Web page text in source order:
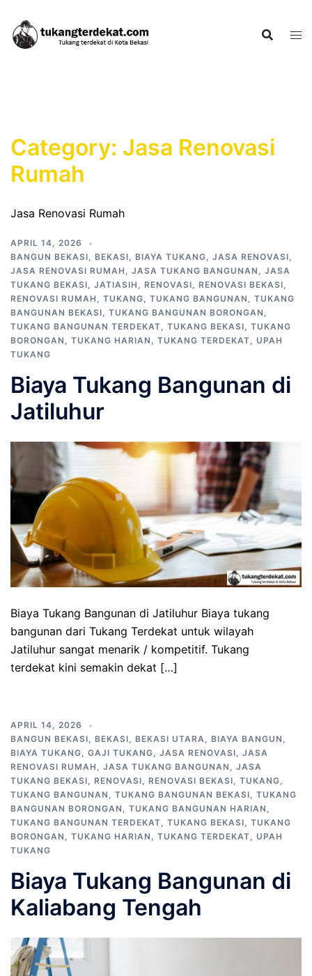
content
Category: Jasa Renovasi
Rumah
Jasa Renovasi Rumah
APRIL 14, 2026
BANGUN BEKASI, BEKASI, BIAYA TUKANG, JASA RENOVASI,
JASA RENOVASI RUMAH , JASA TUKANG BANGUNAN , JASA
TUKANG BEKASI, JATIASIH , RENOVASI, RENOVASI BEKASI,
RENOVASI RUMAH , TUKANG, TUKANG BANGUNAN , TUKANG
BANGUNAN BEKASI, TUKANG BANGUNAN BORONGAN ,
TUKANG BANGUNAN TERDEKAT, TUKANG BEKASI, TUKANG
BORONGAN , TUKANG HARIAN , TUKANG TERDEKAT, UPAH
TUKANG
Biaya Tukang Bangunan di
Jatiluhur
Biaya Tukang Bangunan di Jatiluhur Biaya tukang
bangunan dari Tukang Terdekat untuk wilayah
Jatiluhur sangat menarik / kompetitif. Tukang
terdekat kini semakin dekat […]
APRIL 14, 2026
BANGUN BEKASI, BEKASI, BEKASI UTARA, BIAYA BANGUN ,
BIAYA TUKANG, GAJI TUKANG, JASA RENOVASI, JASA
RENOVASI RUMAH , JASA TUKANG BANGUNAN , JASA
TUKANG BEKASI, RENOVASI, RENOVASI BEKASI, TUKANG,
TUKANG BANGUNAN , TUKANG BANGUNAN BEKASI, TUKANG
BANGUNAN BORONGAN , TUKANG BANGUNAN HARIAN ,
TUKANG BANGUNAN TERDEKAT, TUKANG BEKASI, TUKANG
BORONGAN , TUKANG HARIAN , TUKANG TERDEKAT, UPAH
TUKANG
Biaya Tukang Bangunan di
Kaliabang Tengah